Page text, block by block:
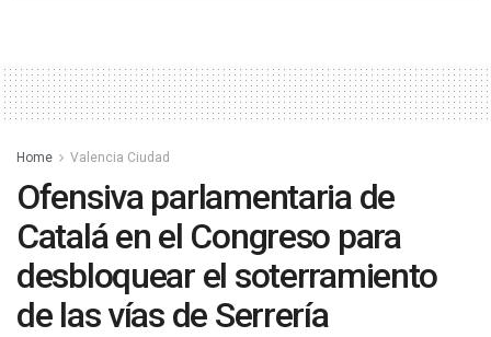
Home Valencia Ciudad
Ofensiva parlamentaria de
Catalá en el Congreso para
desbloquear el soterramiento
de las vías de Serrería